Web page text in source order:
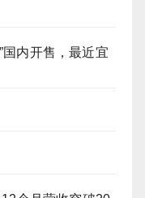
国内开售，最近宜